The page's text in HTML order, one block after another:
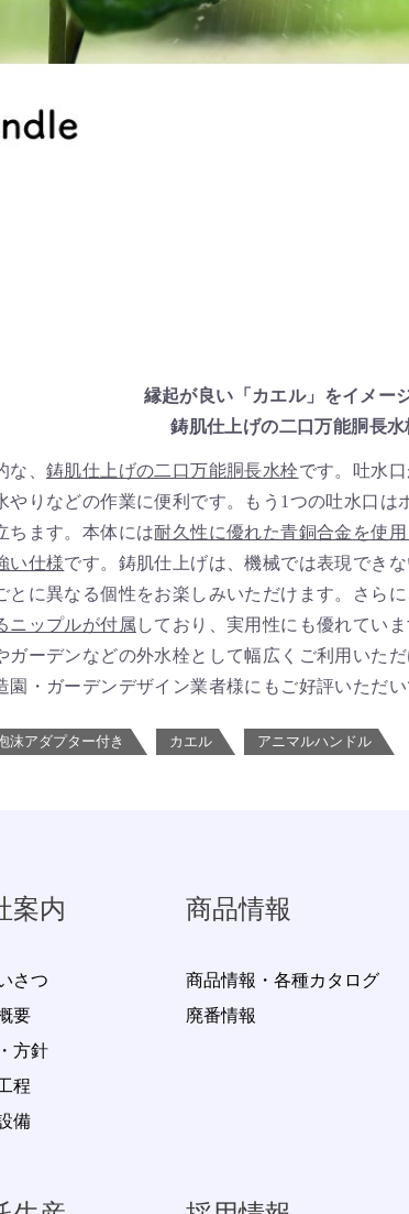
縁起が良い「カエル」をイメー
鋳肌仕上げの二口万能胴長水
、 鋳肌仕上げの二口万能胴長水栓です。吐水
やりなどの作業に便利です。もう1つの吐水口
ちます。本体には耐久性に優れた青銅合金を使
い仕様です。鋳肌仕上げは、機械では表現でき
とに異なる個性をお楽しみいただけます。さら
ニップルが付属 しており、実用性にも優れていま
ガーデンなどの外水栓として幅広くご利用いた
・ガーデンデザイン業者様にもご好評いただい
沫アダプター付き カエル アニマルハンドル
案内
さつ
要
方針
程
備
商品情報
商品情報・各種カタログ
廃番情報